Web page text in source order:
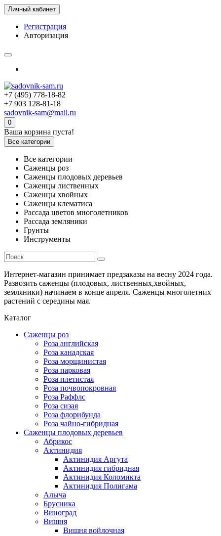
Личный кабинет
Регистрация
Авторизация
+7 (495) 778-18-82
+7 903 128-81-18
sadovnik-sam@mail.ru
0
Ваша корзина пуста!
Все категории
Все категории
Саженцы роз
Саженцы плодовых деревьев
Саженцы лиственных
Саженцы хвойных
Саженцы клематиса
Рассада цветов многолетников
Рассада земляники
Грунты
Инструменты
Интернет-магазин принимает предзаказы на весну 2024 года.
Развозить саженцы (плодовых, лиственных,хвойных,
земляники) начинаем в конце апреля. Саженцы многолетних
растений с середины мая.
Каталог
Саженцы роз
Роза английская
Роза канадская
Роза морщинистая
Роза парковая
Роза плетистая
Роза почвопокровная
Роза Раффлс
Роза сизая
Роза флорибунда
Роза чайно-гибридная
Саженцы плодовых деревьев
Абрикос
Актинидия
Актинидия Аргута
Актинидия гибридная
Актинидия Коломикта
Актинидия Полигама
Алыча
Брусника
Виноград
Вишня
Вишня войлочная